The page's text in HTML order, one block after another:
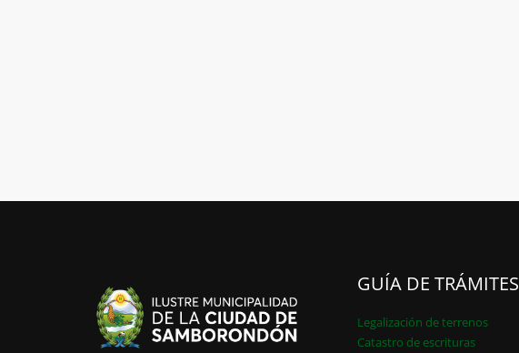
GUÍA DE TRÁMITES
Legalización de terrenos
Catastro de escrituras